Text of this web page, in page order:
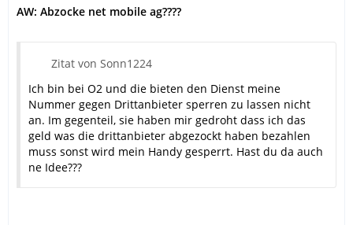
AW: Abzocke net mobile ag????
Zitat von Sonn1224
Ich bin bei O2 und die bieten den Dienst meine
Nummer gegen Drittanbieter sperren zu lassen nicht
an. Im gegenteil, sie haben mir gedroht dass ich das
geld was die drittanbieter abgezockt haben bezahlen
muss sonst wird mein Handy gesperrt. Hast du da auch
ne Idee???